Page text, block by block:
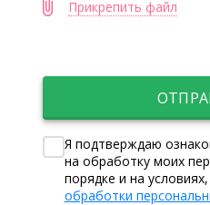
Прикрепить файл
Я подтверждаю
на обработку моих
порядке и на
обработки